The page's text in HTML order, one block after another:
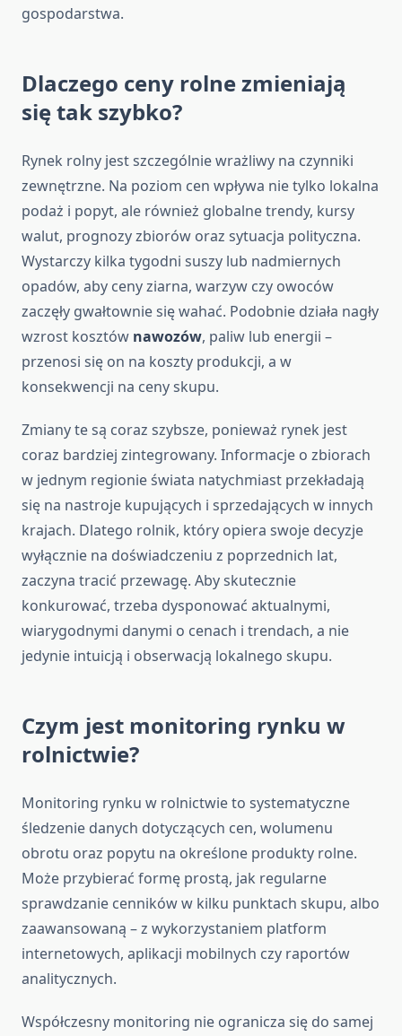
gospodarstwa.
Dlaczego ceny rolne zmieniają
się tak szybko?
Rynek rolny jest szczególnie wrażliwy na czynniki
zewnętrzne. Na poziom cen wpływa nie tylko lokalna
podaż i popyt, ale również globalne trendy, kursy
walut, prognozy zbiorów oraz sytuacja polityczna.
Wystarczy kilka tygodni suszy lub nadmiernych
opadów, aby ceny ziarna, warzyw czy owoców
zaczęły gwałtownie się wahać. Podobnie działa nagły
wzrost kosztów nawozów, paliw lub energii –
przenosi się on na koszty produkcji, a w
konsekwencji na ceny skupu.
Zmiany te są coraz szybsze, ponieważ rynek jest
coraz bardziej zintegrowany. Informacje o zbiorach
w jednym regionie świata natychmiast przekładają
się na nastroje kupujących i sprzedających w innych
krajach. Dlatego rolnik, który opiera swoje decyzje
wyłącznie na doświadczeniu z poprzednich lat,
zaczyna tracić przewagę. Aby skutecznie
konkurować, trzeba dysponować aktualnymi,
wiarygodnymi danymi o cenach i trendach, a nie
jedynie intuicją i obserwacją lokalnego skupu.
Czym jest monitoring rynku w
rolnictwie?
Monitoring rynku w rolnictwie to systematyczne
śledzenie danych dotyczących cen, wolumenu
obrotu oraz popytu na określone produkty rolne.
Może przybierać formę prostą, jak regularne
sprawdzanie cenników w kilku punktach skupu, albo
zaawansowaną – z wykorzystaniem platform
internetowych, aplikacji mobilnych czy raportów
analitycznych.
Współczesny monitoring nie ogranicza się do samej